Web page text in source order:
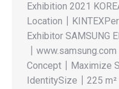
Exhibition 2021
Exhibitor SAMSUNG
Concept┃Maximize
IdentitySize┃225